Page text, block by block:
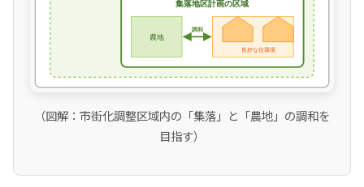
（図解：市街化調整区域内の「集落」と「農地」の調和を
目指す）